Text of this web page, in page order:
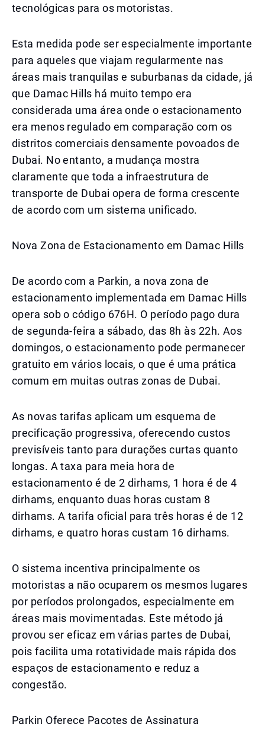
tecnológicas para os motoristas.
Esta medida pode ser especialmente importante
para aqueles que viajam regularmente nas
áreas mais tranquilas e suburbanas da cidade, já
que Damac Hills há muito tempo era
considerada uma área onde o estacionamento
era menos regulado em comparação com os
distritos comerciais densamente povoados de
Dubai. No entanto, a mudança mostra
claramente que toda a infraestrutura de
transporte de Dubai opera de forma crescente
de acordo com um sistema unificado.
Nova Zona de Estacionamento em Damac Hills
De acordo com a Parkin, a nova zona de
estacionamento implementada em Damac Hills
opera sob o código 676H. O período pago dura
de segunda-feira a sábado, das 8h às 22h. Aos
domingos, o estacionamento pode permanecer
gratuito em vários locais, o que é uma prática
comum em muitas outras zonas de Dubai.
As novas tarifas aplicam um esquema de
precificação progressiva, oferecendo custos
previsíveis tanto para durações curtas quanto
longas. A taxa para meia hora de
estacionamento é de 2 dirhams, 1 hora é de 4
dirhams, enquanto duas horas custam 8
dirhams. A tarifa oficial para três horas é de 12
dirhams, e quatro horas custam 16 dirhams.
O sistema incentiva principalmente os
motoristas a não ocuparem os mesmos lugares
por períodos prolongados, especialmente em
áreas mais movimentadas. Este método já
provou ser eficaz em várias partes de Dubai,
pois facilita uma rotatividade mais rápida dos
espaços de estacionamento e reduz a
congestão.
Parkin Oferece Pacotes de Assinatura